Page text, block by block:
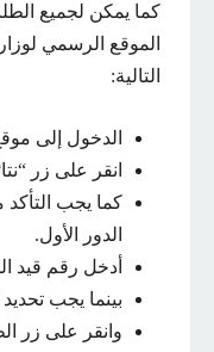
كما يمكن لجميع
الموقع الرسمي
التالية:
الدخول إلى
انقر على زر
كما يجب
الدور الأول.
أدخل رقم قيد
بينما يجب
وانقر على زر